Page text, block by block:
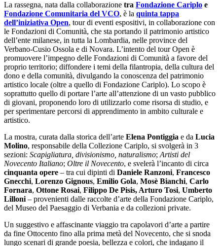
La rassegna, nata dalla collaborazione tra Fondazione Cariplo e
Fondazione Comunitaria del VCO, è la quinta tappa
dell’iniziativa Open, tour di eventi espositivi, in collaborazione con
le Fondazioni di Comunità, che sta portando il patrimonio artistico
dell’ente milanese, in tutta la Lombardia, nelle province del
Verbano-Cusio Ossola e di Novara. L’intento del tour Open è
promuovere l’impegno delle Fondazioni di Comunità a favore del
proprio territorio; diffondere i temi della filantropia, della cultura del
dono e della comunità, divulgando la conoscenza del patrimonio
artistico locale (oltre a quello di Fondazione Cariplo). Lo scopo è
soprattutto quello di portare l’arte all’attenzione di un vasto pubblico
di giovani, proponendo loro di utilizzarlo come risorsa di studio, e
per sperimentare percorsi di apprendimento in ambito culturale e
artistico.
La mostra, curata dalla storica dell’arte Elena Pontiggia e da Lucia
Molino, responsabile della Collezione Cariplo, si svolgerà in 3
sezioni: Scapigliatura, divisionismo, naturalismo; Artisti del
Novecento Italiano; Oltre il Novecento, e svelerà l’incanto di circa
cinquanta opere – tra cui dipinti di Daniele Ranzoni, Francesco
Gnecchi, Lorenzo Gignous, Emilio Gola, Mosè Bianchi, Carlo
Fornara, Ottone Rosai, Filippo De Pisis, Arturo Tosi, Umberto
Lilloni – provenienti dalle raccolte d’arte della Fondazione Cariplo,
del Museo del Paesaggio di Verbania e da collezioni private.
Un suggestivo e affascinante viaggio tra capolavori d’arte a partire
da fine Ottocento fino alla prima metà del Novecento, che si snoda
lungo scenari di grande poesia, bellezza e colori, che indagano il